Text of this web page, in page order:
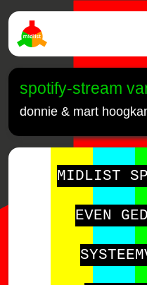
spotify-stream
donnie & mart
MIDLIST
EVEN